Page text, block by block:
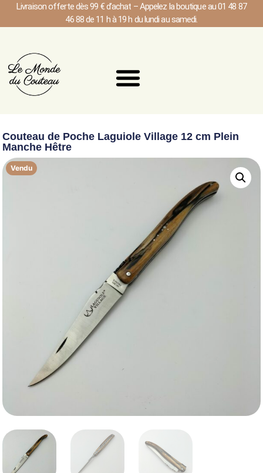
Livraison offerte dès 99 € d’achat – Appelez la boutique au 01 48 87
46 88 de 11 h à 19 h du lundi au samedi.
Couteau de Poche Laguiole Village 12 cm Plein
Manche Hêtre
Vendu